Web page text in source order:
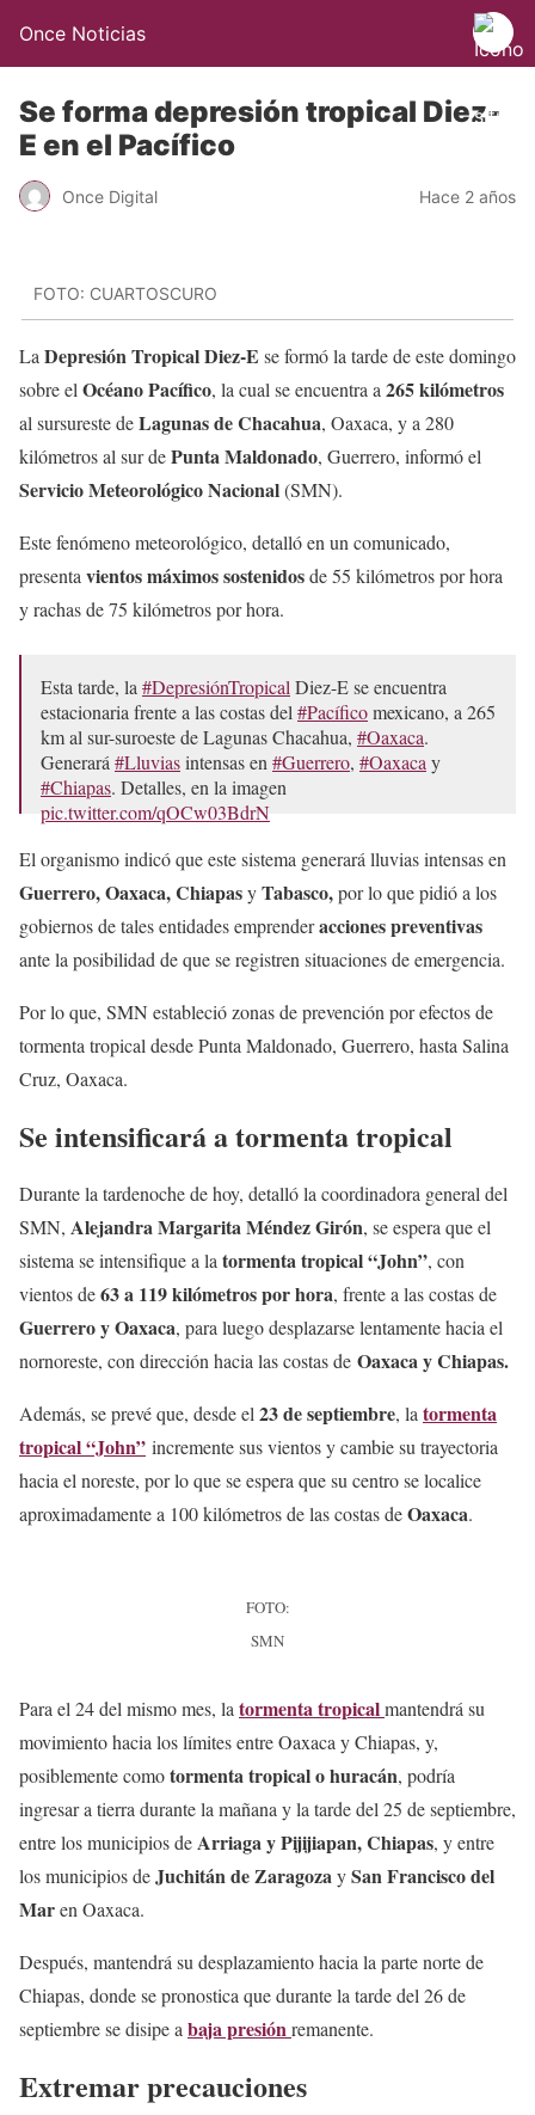
Once Noticias
Se forma depresión tropical Diez-
E en el Pacífico
Once Digital Hace 2 años
FOTO: CUARTOSCURO
La Depresión Tropical Diez-E se formó la tarde de este domingo
sobre el Océano Pacífico, la cual se encuentra a 265 kilómetros
al sursureste deLagunas de Chacahua, Oaxaca, y a 280
kilómetros al sur dePunta Maldonado, Guerrero, informó el
Servicio Meteorológico Nacional(SMN).
Este fenómeno meteorológico, detalló en un comunicado,
presenta vientos máximos sostenidosde 55 kilómetros por hora
y rachas de 75 kilómetros por hora.
Esta tarde, la #DepresiónTropical Diez-E se encuentra
estacionaria frente a las costas del #Pacíficomexicano, a 265
km al sur-suroeste de Lagunas Chacahua, #Oaxaca.
Generará #Lluviasintensas en #Guerrero, #Oaxaca y
#Chiapas. Detalles, en la imagen
pic.twitter.com/qOCw03BdrN
— CONAGUA Clima (@conagua_clima) September 23,
El organismo indicó que este sistema generará lluvias intensas en
Guerrero, Oaxaca, ChiapasyTabasco,por lo que pidió a los
gobiernos de tales entidades emprenderacciones preventivas
ante la posibilidad de que se registren situaciones de emergencia.
Por lo que, SMN estableció zonas de prevención por efectos de
tormenta tropical desde Punta Maldonado, Guerrero, hasta Salina
Cruz, Oaxaca.
Se intensificará a tormenta tropical
Durante la tardenoche de hoy, detalló la coordinadora general del
SMN, Alejandra Margarita Méndez Girón, se espera que el
sistema se intensifique a la tormenta tropical “John”, con
vientos de63 a 119 kilómetros por hora, frente a las costas de
Guerrero y Oaxaca, para luego desplazarse lentamente hacia el
nornoreste, con dirección hacia las costas de Oaxaca y Chiapas.
Además, se prevé que, desde el 23 de septiembre, la tormenta
tropical “John” incremente sus vientos y cambie su trayectoria
hacia el noreste, por lo que se espera que su centro se localice
aproximadamente a 100 kilómetros de las costas deOaxaca.
FOTO:
SMN
Para el 24 del mismo mes, la tormenta tropicalmantendrá su
movimiento hacia los límites entre Oaxaca y Chiapas, y,
posiblemente comotormenta tropical o huracán, podría
ingresar a tierra durante la mañana y la tarde del 25 de septiembre,
entre los municipios deArriaga y Pijijiapan, Chiapas, y entre
los municipios deJuchitán de ZaragozaySan Francisco del
Maren Oaxaca.
Después, mantendrá su desplazamiento hacia la parte norte de
Chiapas, donde se pronostica que durante la tarde del 26 de
septiembre se disipe a baja presiónremanente.
Extremar precauciones